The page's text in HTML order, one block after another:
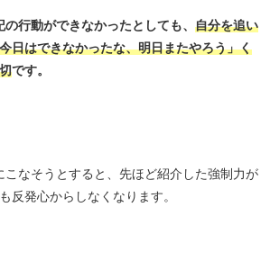
行動ができなかったとしても、 自分を追い
日はできなかったな、明日またやろう」く
です。
こなそうとすると、先ほど紹介した強制力が
反発心からしなくなります。